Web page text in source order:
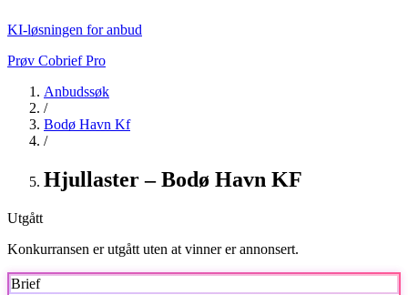
KI-løsningen for anbud
Prøv Cobrief Pro
Anbudssøk
/
Bodø Havn Kf
/
Hjullaster – Bodø Havn KF
Utgått
Konkurransen er utgått uten at vinner er annonsert.
Brief